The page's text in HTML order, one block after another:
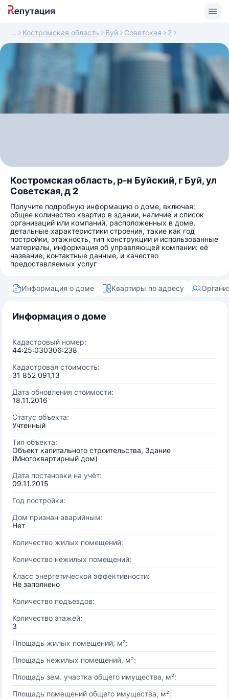
Костромская область Буй Советская 2
Костромская область, р-н Буйский, г Буй, ул
Советская, д 2
Получите подробную информацию о доме, включая:
общее количество квартир в здании, наличие и список
организаций или компаний, расположенных в доме,
детальные характеристики строения, такие как год
постройки, этажность, тип конструкции и использованные
материалы, информация об управляющей компании: её
название, контактные данные, и качество
предоставляемых услуг
Информация о доме Квартиры по адресу
Информация о доме
Кадастровый номер:
44:25:030306:238
Кадастровая стоимость:
31 852 091,13
Дата обновления стоимости:
18.11.2016
Статус объекта:
Учтенный
Тип объекта:
Объект капитального строительства, Здание
(Многоквартирный дом)
Дата постановки на учёт:
09.11.2015
Год постройки:
Дом признан аварийным:
Нет
Количество жилых помещений:
Количество нежилых помещений:
Класс энергетической эффективности:
Не заполнено
Количество подъездов:
Количество этажей:
3
Площадь жилых помещений, м²:
Площадь нежилых помещений, м²:
Площадь зем. участка общего имущества, м²:
Площадь помещений общего имущества, м²: